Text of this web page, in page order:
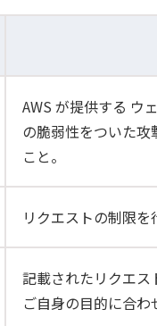
AWS が提供する ウ
の脆弱性をついた
こと。
リクエストの制限
記載されたリクエ
ご自身の目的に合